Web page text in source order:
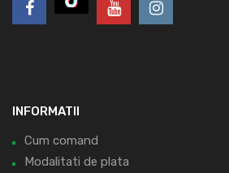
INFORMATII
Cum comand
Modalitati de plata